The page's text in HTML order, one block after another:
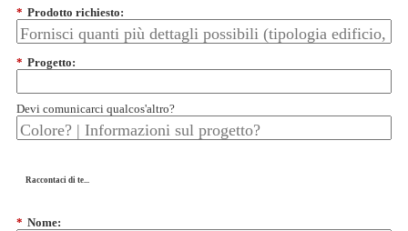
* Prodotto richiesto:
* Progetto:
Devi comunicarci qualcos'altro?
Raccontaci di te...
* Nome: